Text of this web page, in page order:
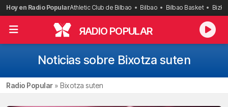
Saltar
al
contenido
Hoy en Radio PopularAthletic Club de Bilbao Bilbao Bilbao Basket
RADIO POPULAR
Noticias sobre Bixotza suten
Radio Popular» Bixotza suten